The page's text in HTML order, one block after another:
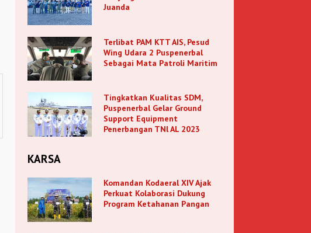
Juanda
Terlibat PAM KTT AIS, Pesud
Wing Udara 2 Puspenerbal
Sebagai Mata Patroli Maritim
Tingkatkan Kualitas SDM,
Puspenerbal Gelar Ground
Support Equipment
Penerbangan TNl AL 2023
KARSA
Komandan Kodaeral XIV Ajak
Perkuat Kolaborasi Dukung
Program Ketahanan Pangan